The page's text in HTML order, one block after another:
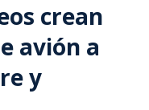
crean
avión a
y